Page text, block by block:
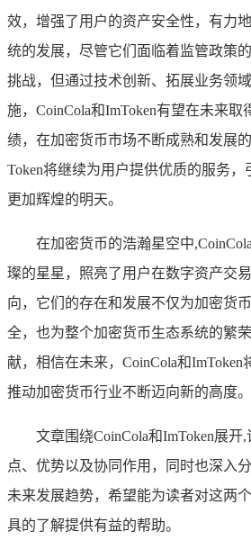
效，增强了用户的资产安全性，有力
统的发展，尽管它们面临着监管政策
挑战，但通过技术创新、拓展业务领
施，CoinCola和ImToken有望在未来
绩，在加密货币市场不断成熟和发展
Token将继续为用户提供优质的服务
更加辉煌的明天。
在加密货币的浩瀚星空中
璨的星星，照亮了用户在数字资产交
向，它们的存在和发展不仅为加密货
全，也为整个加密货币生态系统的繁
献，相信在未来，CoinCola和ImToken
推动加密货币行业不断迈向新的高度。
文章围绕CoinCola和ImToken展
点、优势以及协同作用，同时也深入
未来发展趋势，希望能为读者对这两
具的了解提供有益的帮助。